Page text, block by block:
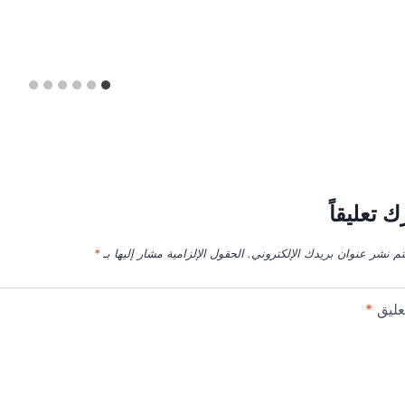
تعليقاً
نشر عنوان بريدك الإلكتروني. الحقول الإلزامية مشار إليها بـ*
*